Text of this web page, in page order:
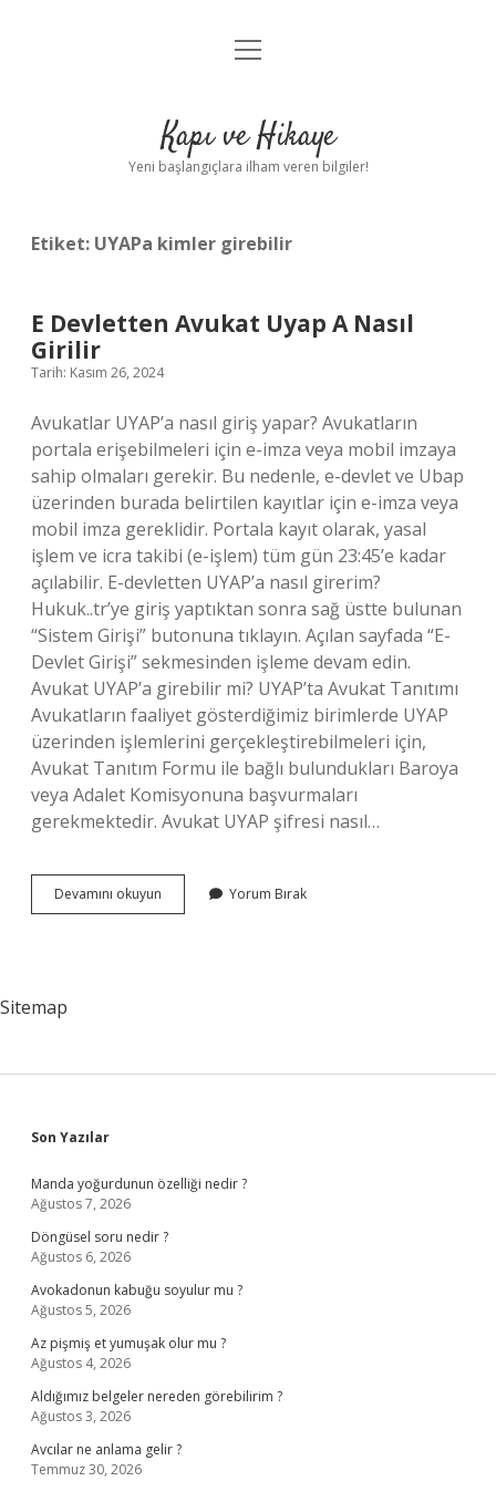
Anasayfa
Yasal Uyarı
menüyü
Kapı ve Hikaye
Yeni başlangıçlara ilham veren bilgiler!
Etiket: UYAPa kimler girebilir
E Devletten Avukat Uyap A Nasıl
Girilir
Tarih: Kasım 26, 2024
Avukatlar UYAP’a nasıl giriş yapar? Avukatların
portala erişebilmeleri için e-imza veya mobil imzaya
sahip olmaları gerekir. Bu nedenle, e-devlet ve Ubap
üzerinden burada belirtilen kayıtlar için e-imza veya
mobil imza gereklidir. Portala kayıt olarak, yasal
işlem ve icra takibi (e-işlem) tüm gün 23:45’e kadar
açılabilir. E-devletten UYAP’a nasıl girerim?
Hukuk..tr’ye giriş yaptıktan sonra sağ üstte bulunan
“Sistem Girişi” butonuna tıklayın. Açılan sayfada “E-
Devlet Girişi” sekmesinden işleme devam edin.
Avukat UYAP’a girebilir mi? UYAP’ta Avukat Tanıtımı
Avukatların faaliyet gösterdiğimiz birimlerde UYAP
üzerinden işlemlerini gerçekleştirebilmeleri için,
Avukat Tanıtım Formu ile bağlı bulundukları Baroya
veya Adalet Komisyonuna başvurmaları
gerekmektedir. Avukat UYAP şifresi nasıl…
Devamını okuyun
Devletten
Yorum Bırak
Sitemap
Sidebar
Son Yazılar
Manda yoğurdunun özelliği nedir ?
Ağustos 7, 2026
Döngüsel soru nedir ?
Ağustos 6, 2026
Avokadonun kabuğu soyulur mu ?
Ağustos 5, 2026
Az pişmiş et yumuşak olur mu ?
Ağustos 4, 2026
Aldığımız belgeler nereden görebilirim ?
Ağustos 3, 2026
Avcılar ne anlama gelir ?
Temmuz 30, 2026